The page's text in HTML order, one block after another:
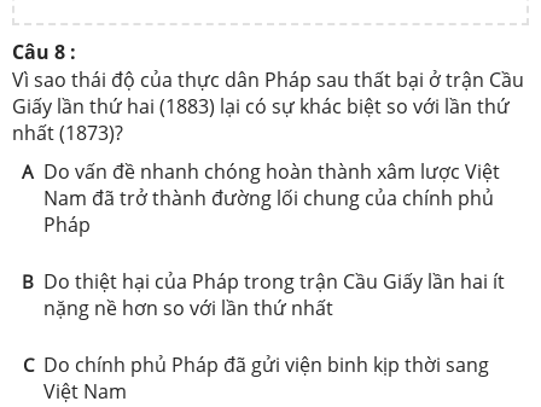
Câu 8 :
Vì sao thái độ của thực dân Pháp sau thất bại ở trận Cầu
Giấy lần thứ hai (1883) lại có sự khác biệt so với lần thứ
nhất (1873)?
A Do vấn đề nhanh chóng hoàn thành xâm lược Việt
Nam đã trở thành đường lối chung của chính phủ
Pháp
B Do thiệt hại của Pháp trong trận Cầu Giấy lần hai ít
nặng nề hơn so với lần thứ nhất
C Do chính phủ Pháp đã gửi viện binh kịp thời sang
Việt Nam